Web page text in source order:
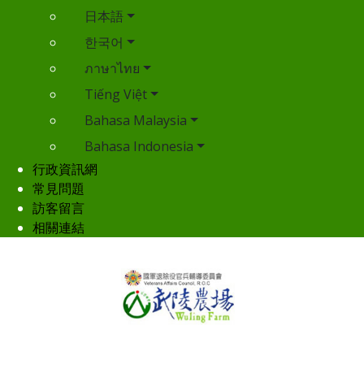
日本語
한국어
ภาษาไทย
Tiếng Việt
Bahasa Malaysia
Bahasa Indonesia
行政資訊網
常見問題
訪客留言
相關連結